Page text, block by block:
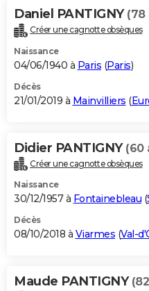
Daniel PANTIGNY (78
Créer une cagnotte obsèques
Naissance
04/06/1940 à Paris (Paris)
Décès
21/01/2019 à Mainvilliers (
Didier PANTIGNY (60
Créer une cagnotte obsèques
Naissance
30/12/1957 à Fontainebleau (
Décès
08/10/2018 à Viarmes (Val-
Maude PANTIGNY